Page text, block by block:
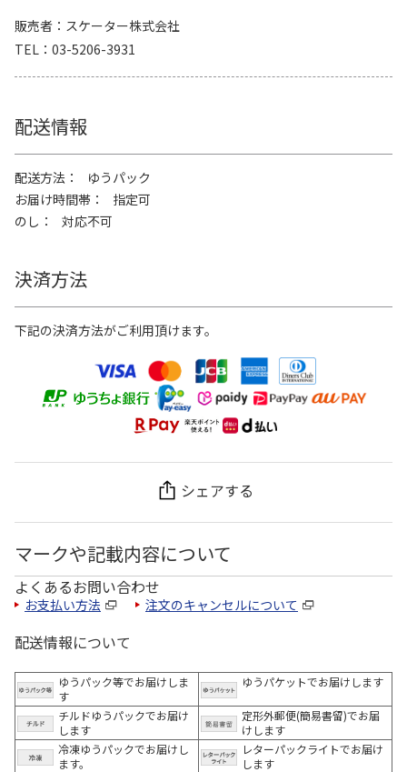
販売者
スケーター株式会社
TEL
03-5206-3931
配送情報
配送方法
ゆうパック
お届け時間帯
指定可
のし
対応不可
決済方法
下記の決済方法がご利用頂けます。
シェアする
マークや記載内容について
よくあるお問い合わせ
お支払い方法 注文のキャンセルについて
配送情報について
ゆうパック等でお届けしま
す
ゆうパケットでお届けします
チルドゆうパックでお届け
します
定形外郵便(簡易書留)でお届
けします
冷凍ゆうパックでお届けし
ます。
レターパックライトでお届け
します